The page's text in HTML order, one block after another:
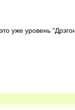
уже уровень